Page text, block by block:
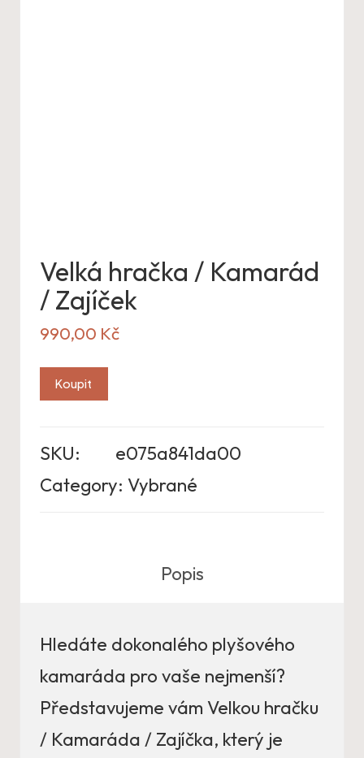
Velká hračka / Kamarád
/ Zajíček
990,00 Kč
Koupit
SKU:
e075a841da00
Category: Vybrané
Popis
Hledáte dokonalého plyšového
kamaráda pro vaše nejmenší?
Představujeme vám Velkou hračku
/ Kamaráda / Zajíčka, který je